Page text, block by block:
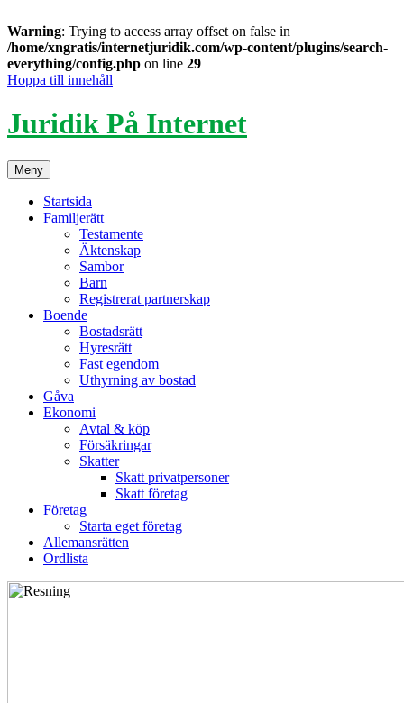
Warning: Trying to access array offset on false in
/home/xngratis/internetjuridik.com/wp-content/plugins/search-
everything/config.php on line 29
Hoppa till innehåll
Juridik På Internet
Meny
Startsida
Familjerätt
Testamente
Äktenskap
Sambor
Barn
Registrerat partnerskap
Boende
Bostadsrätt
Hyresrätt
Fast egendom
Uthyrning av bostad
Gåva
Ekonomi
Avtal & köp
Försäkringar
Skatter
Skatt privatpersoner
Skatt företag
Företag
Starta eget företag
Allemansrätten
Ordlista